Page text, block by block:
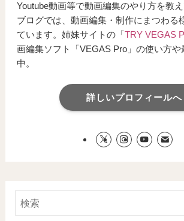
Youtube動画等で動画編集のやり方を教
ブログでは、動画編集・制作にまつわる
ています。姉妹サイトの「TRY VEGAS
画編集ソフト「VEGAS Pro」の使い方や
中。
詳しいプロフィールへ